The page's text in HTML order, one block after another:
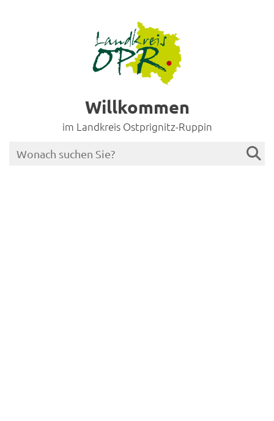
Willkommen
im Landkreis Ostprignitz-Ruppin